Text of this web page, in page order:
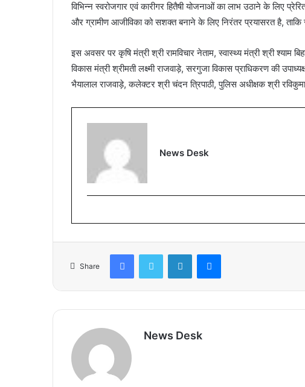
विभिन्न स्वरोजगार एवं कारीगर हितैषी योजनाओं का लाभ उठाने के लिए
और ग्रामीण आजीविका को सशक्त बनाने के लिए निरंतर प्रयासरत है,
इस अवसर पर कृषि मंत्री श्री रामविचार नेताम, स्वास्थ्य मंत्री श्री श्याम
विकास मंत्री श्रीमती लक्ष्मी राजवाड़े, सरगुजा विकास प्राधिकरण की
भैयालाल राजवाड़े, कलेक्टर श्री चंदन त्रिपाठी, पुलिस अधीक्षक श्री
News Desk
Share
News Desk